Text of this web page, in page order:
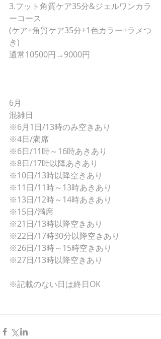
3.フット角質ケア35分&ジェルワンカラ
ーコース
(ケア+角質ケア35分+1色カラー+ラメつ
き)
通常10500円→9000円
6月
混雑日
※6月1日/13時のみ空きあり
※4日/満席
※6日/11時～16時あきあり
※8日/17時以降あきあり
※10日/13時以降空きあり
※11日/11時～13時あきあり
※13日/12時～14時あきあり
※15日/満席
※21日/13時以降空きあり
※22日/17時30分以降空きあり
※26日/13時～15時空きあり
※27日/13時以降空きあり
※記載のない日は終日OK